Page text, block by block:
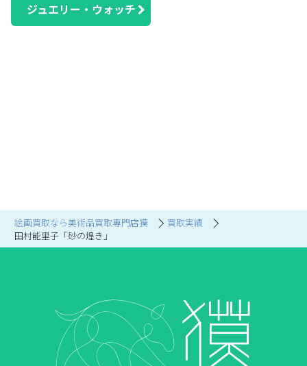
絵画買取なら美術品買取専門店獏
買取実績
田村能里子「砂の煌き」
ジュエリー・ウォッチ